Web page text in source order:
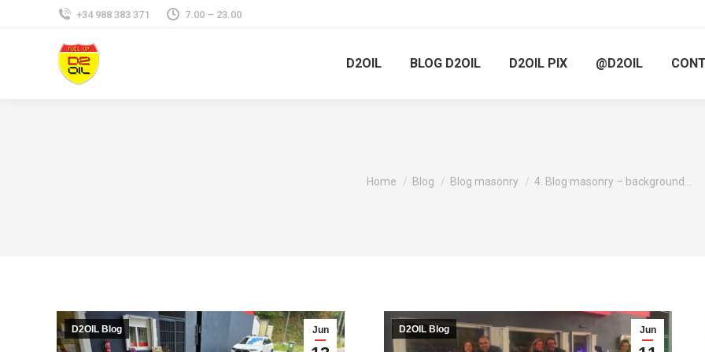
+34 988 383 371 7.00 – 23.00
D2OIL BLOG D2OIL D2OIL PIX @D2OIL
You are here:
Home Blog Blog masonry 4. Blog masonry – background…
Jun
D2OIL Blog Jun
D2OIL Blog